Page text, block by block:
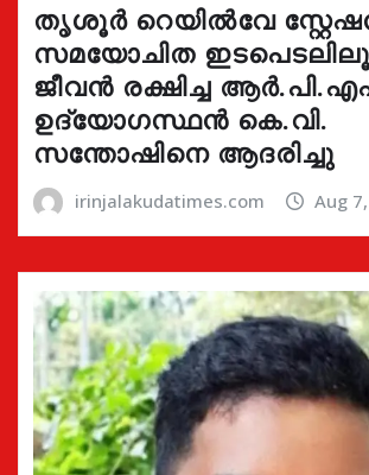
തൃശൂർ റെയിൽവേ
സമയോചിത
ജീവൻ രക്ഷിച്ച
ഉദ്യോഗസ്ഥൻ കെ.വി.
സന്തോഷിനെ ആദരിച്ചു
irinjalakudatimes.com Aug